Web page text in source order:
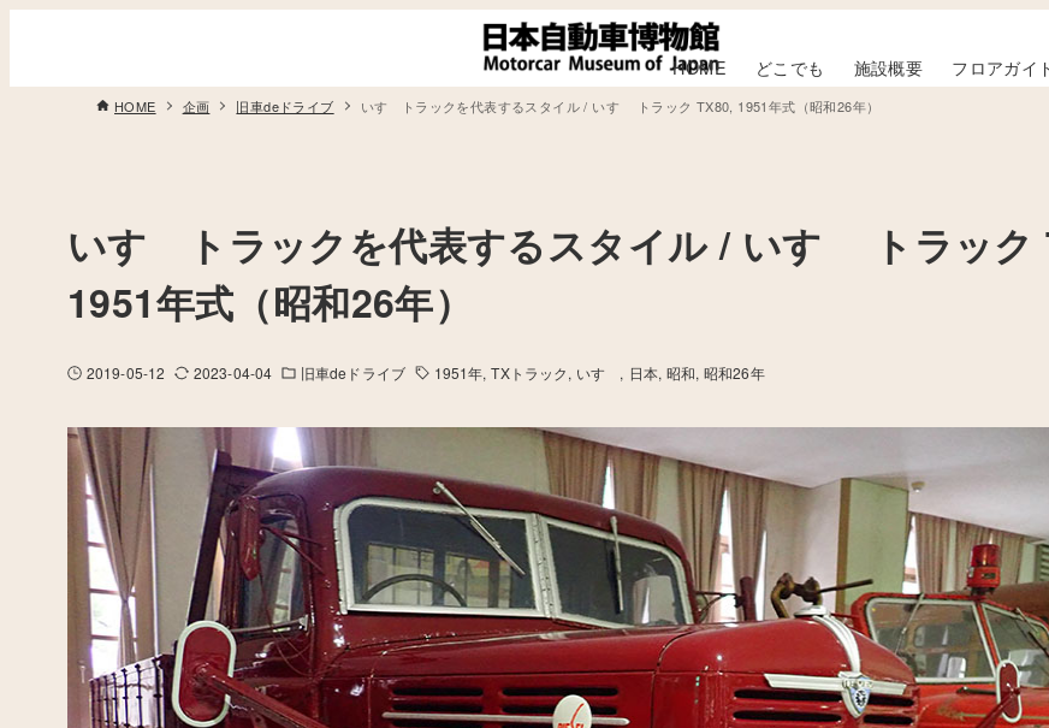
HOME どこでも 施設概要 フロアガイ
HOME 企画 旧車deドライブ いすゞトラックを代表するスタイル / いすゞ トラック TX80, 1951年式（昭和26年）
いすゞトラックを代表するスタイル / いすゞ トラック
1951年式（昭和26年）
2019-05-12 2023-04-04 旧車deドライブ 1951年 TXトラック いすゞ 日本 昭和 昭和26年